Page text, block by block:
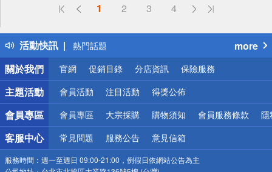
1 2 3 4
活動快訊
偏遠地區配送
得獎公告
熱門話題
銀行優惠
偏遠地區配送
詐騙網頁！請小心！
more
關於我們
官網 促銷目錄 分店資訊 保險服務
主題活動 會員活動 注目活動 得獎公佈
會員專區 會員專區 大宗採購 購物須知 會員服務條款 隱
客服中心 常見問題 服務公告 意見信箱
服務時間： 週一至週日 09:00-21:00，例假日依網站公告為主